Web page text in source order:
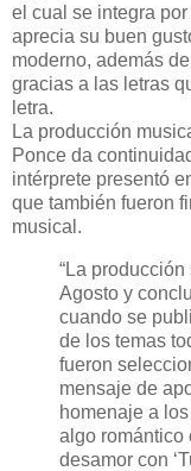
el cual se integra
aprecia su buen
moderno, además
gracias a las letras
letra.
La producción
Ponce da
intérprete presentó
que también fueron
musical.
“La
Agosto y
cuando se
de los temas
fueron
mensaje de
homenaje a los
algo romántico
desamor con